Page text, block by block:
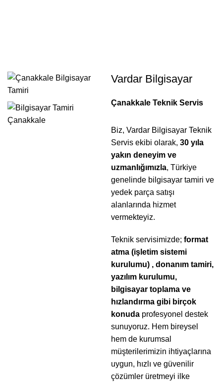
Vardar Bilgisayar
Çanakkale Teknik Servis
Biz, Vardar Bilgisayar Teknik
Servis ekibi olarak, 30 yıla
yakın deneyim ve
uzmanlığımızla, Türkiye
genelinde bilgisayar tamiri ve
yedek parça satışı
alanlarında hizmet
vermekteyiz.
Teknik servisimizde; format
atma (işletim sistemi
kurulumu) , donanım tamiri,
yazılım kurulumu,
bilgisayar toplama ve
hızlandırma gibi birçok
konudaprofesyonel destek
sunuyoruz. Hem bireysel
hem de kurumsal
müşterilerimizin ihtiyaçlarına
uygun, hızlı ve güvenilir
çözümler üretmeyi ilke